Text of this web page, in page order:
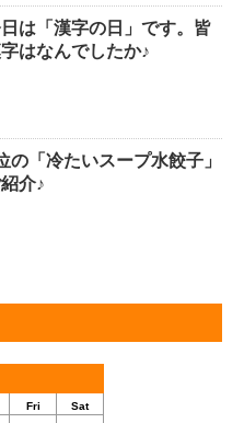
は「漢字の日」です。皆
はなんでしたか♪
の「冷たいスープ水餃子」
介♪
Fri Sat